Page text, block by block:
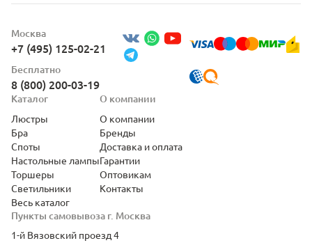
Москва
+7 (495) 125-02-21
Бесплатно
8 (800) 200-03-19
Пункты самовывоза г. Москва
1-й Вязовский проезд 4
Каталог
Люстры
Бра
Споты
Настольные лампы
Торшеры
Светильники
Весь каталог
О компании
О компании
Бренды
Доставка и оплата
Гарантии
Оптовикам
Контакты